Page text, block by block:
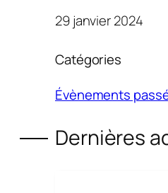
29 janvier 2024
Catégories
Évènements
Dernières